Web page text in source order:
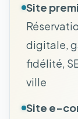
Site
digitale,
fidélité,
ville
Site e-